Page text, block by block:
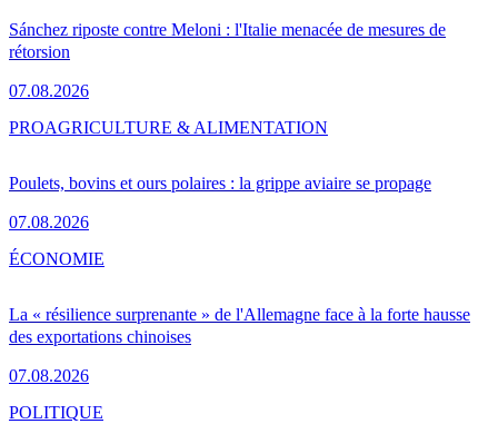
Sánchez riposte contre Meloni : l'Italie menacée de mesures de
rétorsion
07.08.2026
Poulets, bovins et ours polaires : la grippe aviaire se propage
07.08.2026
PROAGRICULTURE & ALIMENTATION
La « résilience surprenante » de l'Allemagne face à la forte hausse
des exportations chinoises
07.08.2026
ÉCONOMIE
POLITIQUE